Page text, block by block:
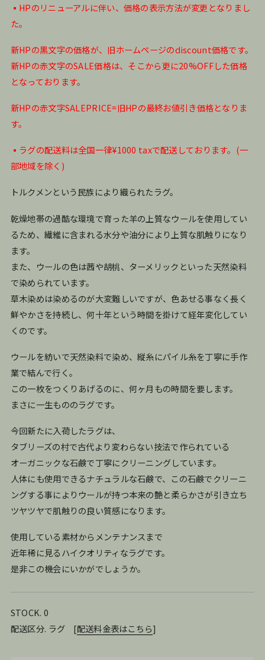
▪️HPのリニューアルに伴い、価格の表示方法が変更となりまし
た。
新HPの黒文字の価格が、旧ホームページのdiscount価格です。
新HPの赤文字のSALE価格は、そこから更に20%OFFした価格
となっております。
新HPの赤文字SALEPRICE=旧HPの最終お値引き価格となりま
す。
▪️ラグの配送料は全国一律¥1000 taxで配送しております。(一
部地域を除く)
トルクメンという民族により織られたラグ。
乾燥地帯の過酷な環境で育った羊の上質なウールを使用してい
るため、繊維に含まれる水分や油分により上質な肌触りになり
ます。
また、ウールの色は茜や胡桃、ターメリックといった天然染料
で染められています。
草木染めは染めるのが大変難しいですが、色あせる事なく長く
鮮やかさを持続し、何十年という時間を掛けて経年変化してい
くのです。
ウールを紡いで天然染料で染め、縦糸にパイル糸を丁寧に手作
業で結んで行く。
この一枚をつくりあげるのに、何ヶ月もの時間を要します。
まさに一生もののラグです。
今回新たに入荷したラグは、
タブリーズの村で古代より変わらない技法で作られている
オーガニックな石鹸で丁寧にクリーニングしています。
人体にも使用できるナチュラルな石鹸で、この石鹸でクリーニ
ングする事によりウールが持つ本来の艶と柔らかさが引き立ち
ツヤツヤで肌触りの良い質感になります。
使用している素材からメンテナンスまで
近年稀に見るハイクオリティなラグです。
是非この機会にいかがでしょうか。
STOCK. 0
配送区分. ラグ [配送料金表はこちら]